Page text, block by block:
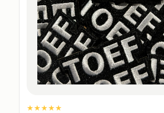
★★★★★